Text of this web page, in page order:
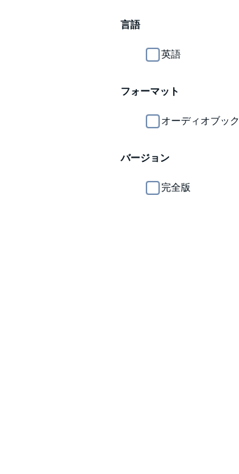
言語
英語
フォーマット
オーディオブック
バージョン
完全版